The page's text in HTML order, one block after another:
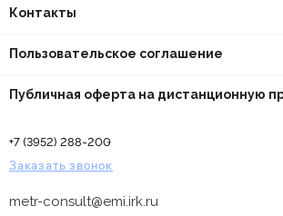
Контакты
Пользовательское соглашение
Публичная оферта на дистанционную
+7 (3952) 288-200
Заказать звонок
metr-consult@emi.irk.ru